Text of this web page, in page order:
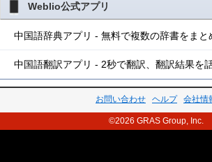
Weblio公式アプリ
中国語辞典アプリ - 無料で複数の辞書をま
中国語翻訳アプリ - 2秒で翻訳、翻訳結果を
お問い合わせ ヘルプ 会社情
©2026 GRAS Group, Inc.